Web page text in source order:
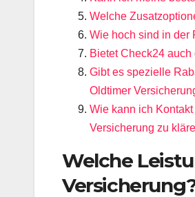
Welche
Wie hoch sind in der
Bietet Check24
Gibt es spezielle
Oldtimer
Wie kann ich
Versicherung zu
Welche